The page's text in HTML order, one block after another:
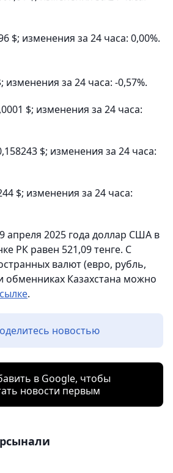
$; изменения за 24 часа: 0,00%.
изменения за 24 часа: -0,57%.
$; изменения за 24 часа:
$; изменения за 24 часа:
$; изменения за 24 часа:
апреля 2025 года доллар США в
РК равен 521,09 тенге. С
валют (евро, рубль,
обменниках Казахстана можно
.
новостью
в Google, чтобы
новости первым